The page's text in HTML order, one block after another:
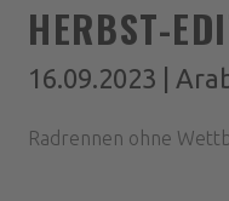
HERBST-
16.09.2023 |
Radrennen ohne